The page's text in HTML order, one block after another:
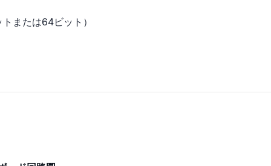
または64ビット）